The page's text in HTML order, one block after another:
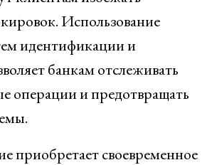
Использование
идентификации и
банкам отслеживать
операции и предотвращать
приобретает своевременное